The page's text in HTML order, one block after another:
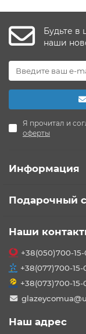
Будьте в
наши
Я прочитал и
оферты
Информация
Подарочный
Наши
+38(050)700-
+38(077)700-15-
+38(073)700-15-
Наш адрес